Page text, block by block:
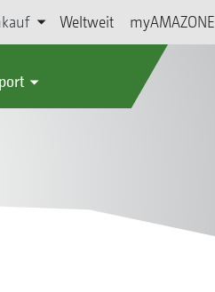
Weltweit myAMAZONE